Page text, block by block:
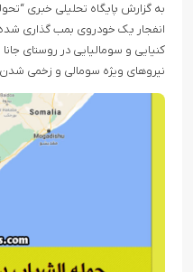
به گزارش پایگاه تحلیلی خبری
انفجار یک خودروی بمب گذاری شده
نیروهای ویژه سومالی و زخمی